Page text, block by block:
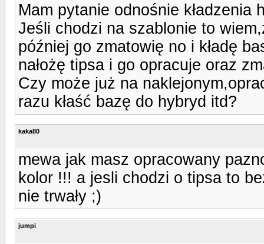
Mam pytanie odnośnie kładzenia
Jeśli chodzi na szablonie to
później go zmatowię no i kładę
nałożę tipsa i go opracuje oraz
Czy może już na
razu kłaść bazę do hybryd itd?
kaka80
mewa jak masz opracowany
kolor !!! a jesli chodzi o tipsa to
nie trwały ;)
jumpi